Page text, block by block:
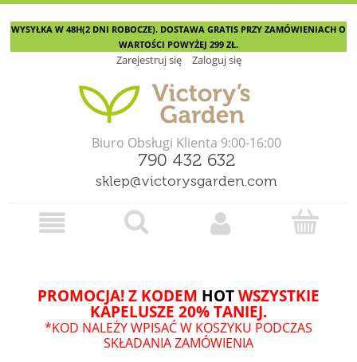
WYSYŁKA W 48H(2 DNI ROBOCZE). DOSTAWA GRATIS PRZY ZAMÓWIENIACH O
WARTOŚCI POWYŻEJ 299 ZŁ.
Zarejestruj się Zaloguj się
Biuro Obsługi Klienta 9:00-16:00
790 432 632
sklep@victorysgarden.com
PROMOCJA! Z KODEM HOT WSZYSTKIE
KAPELUSZE 20% TANIEJ.
*KOD NALEŻY WPISAĆ W KOSZYKU PODCZAS
SKŁADANIA ZAMÓWIENIA